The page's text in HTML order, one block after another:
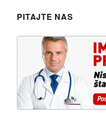
PITAJTE NAS